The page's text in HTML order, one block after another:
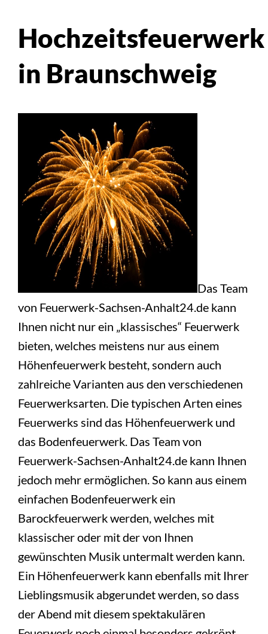
Hochzeitsfeuerwerk
in Braunschweig
Das Team
von Feuerwerk-Sachsen-Anhalt24.de kann
Ihnen nicht nur ein „klassisches“ Feuerwerk
bieten, welches meistens nur aus einem
Höhenfeuerwerk besteht, sondern auch
zahlreiche Varianten aus den verschiedenen
Feuerwerksarten. Die typischen Arten eines
Feuerwerks sind das Höhenfeuerwerk und
das Bodenfeuerwerk. Das Team von
Feuerwerk-Sachsen-Anhalt24.de kann Ihnen
jedoch mehr ermöglichen. So kann aus einem
einfachen Bodenfeuerwerk ein
Barockfeuerwerk werden, welches mit
klassischer oder mit der von Ihnen
gewünschten Musik untermalt werden kann.
Ein Höhenfeuerwerk kann ebenfalls mit Ihrer
Lieblingsmusik abgerundet werden, so dass
der Abend mit diesem spektakulären